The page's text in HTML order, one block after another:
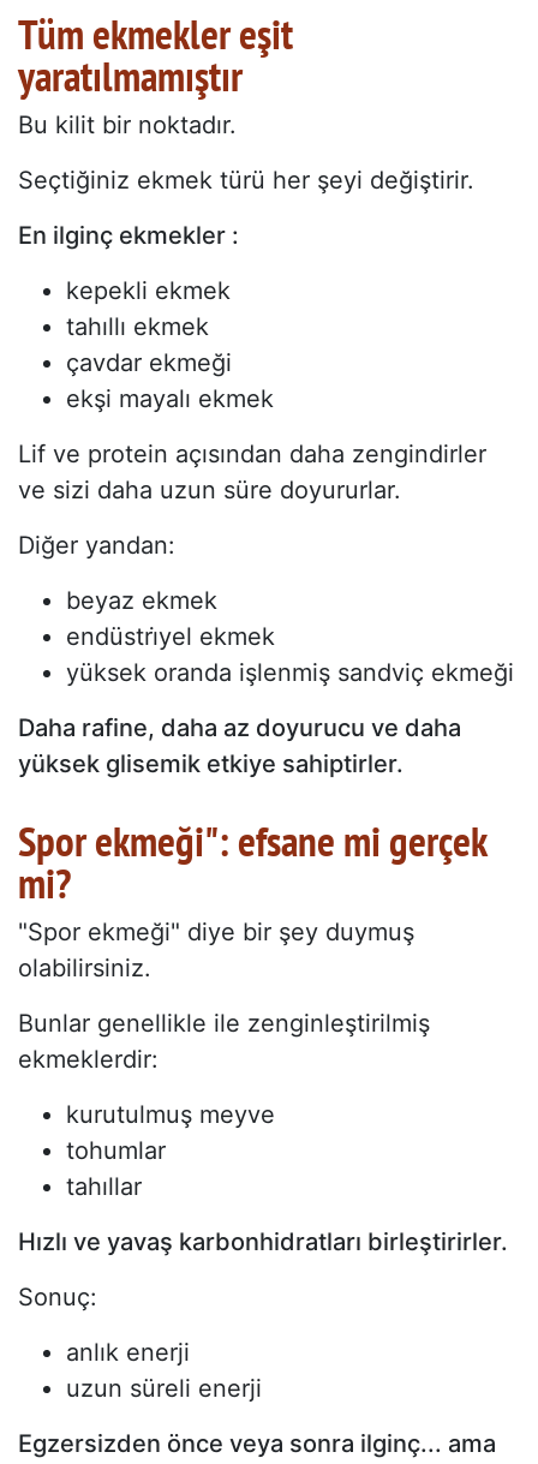
Tüm ekmekler eşit
yaratılmamıştır
Bu kilit bir noktadır.
Seçtiğiniz ekmek türü her şeyi değiştirir.
En ilginç ekmekler :
kepekli ekmek
tahıllı ekmek
çavdar ekmeği
ekşi mayalı ekmek
Lif ve protein açısından daha zengindirler
ve sizi daha uzun süre doyururlar.
Diğer yandan:
beyaz ekmek
endüstri̇yel ekmek
yüksek oranda işlenmiş sandviç ekmeği
Daha rafine, daha az doyurucu ve daha
yüksek glisemik etkiye sahiptirler.
Spor ekmeği": efsane mi gerçek
mi?
"Spor ekmeği" diye bir şey duymuş
olabilirsiniz.
Bunlar genellikle ile zenginleştirilmiş
ekmeklerdir:
kurutulmuş meyve
tohumlar
tahıllar
Hızlı ve yavaş karbonhidratları birleştirirler.
Sonuç:
anlık enerji
uzun süreli enerji
Egzersizden önce veya sonra ilginç... ama